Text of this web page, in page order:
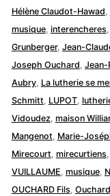
Hélène Claudot-Hawad,
musique, interencheres,
Grunberger, Jean-
Joseph Ouchard, Jean-
Aubry, La lutherie se
Schmitt, LUPOT,
Vidoudez, maison
Mangenot, Marie-
Mirecourt, mirecurtiens,
VUILLAUME, musique,
OUCHARD Fils,